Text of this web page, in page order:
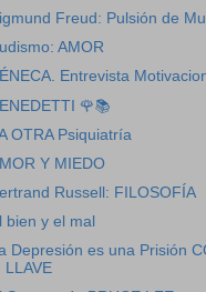
Freud: Pulsión de
AMOR
Entrevista
🌹📚
OTRA Psiquiatría
Y MIEDO
Russell: FILOSOFÍA
bien y el mal
Depresión es una Prisión
LLAVE